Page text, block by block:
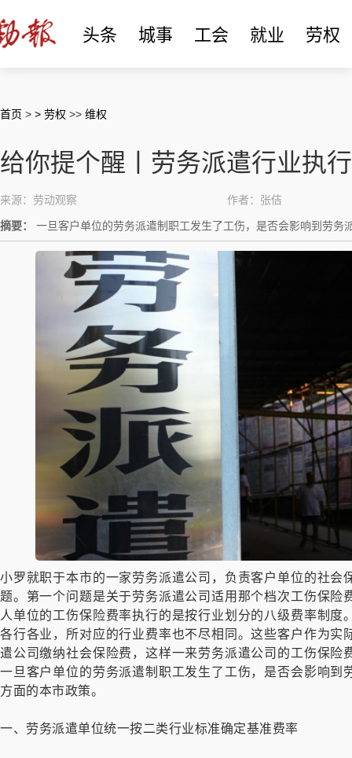
头条 城事 工会 就业 劳权
首页 > > 劳权 >> 维权
给你提个醒丨劳务派遣行业执
来源：劳动观察 作者：张佶
摘要： 一旦客户单位的劳务派遣制职工发生了工伤，是否会影响到劳务
小罗就职于本市的一家劳务派遣公司，负责客户单位的社
题。第一个问题是关于劳务派遣公司适用那个档次工伤保
人单位的工伤保险费率执行的是按行业划分的八级费率制
各行各业，所对应的行业费率也不尽相同。这些客户作为
遣公司缴纳社会保险费，这样一来劳务派遣公司的工伤保
一旦客户单位的劳务派遣制职工发生了工伤，是否会影响
方面的本市政策。
一、劳务派遣单位统一按二类行业标准确定基准费率